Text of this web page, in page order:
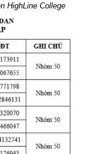
HighLine College